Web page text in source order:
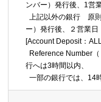
ンバー）発行後、1営
上記以外の銀行 原
ー）発行後、２営業日
[Account Deposit：
Reference Number
行へは3時間以内、
一部の銀行では、14